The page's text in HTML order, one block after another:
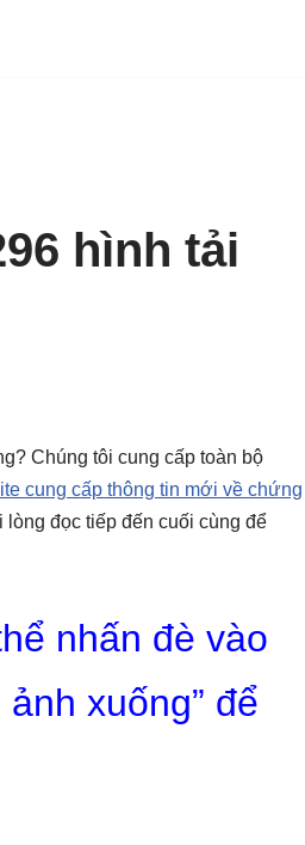
hình tải
Chúng tôi cung cấp toàn bộ
cung cấp thông tin mới về chứng
đọc tiếp đến cuối cùng để
nhấn đè vào
xuống” để